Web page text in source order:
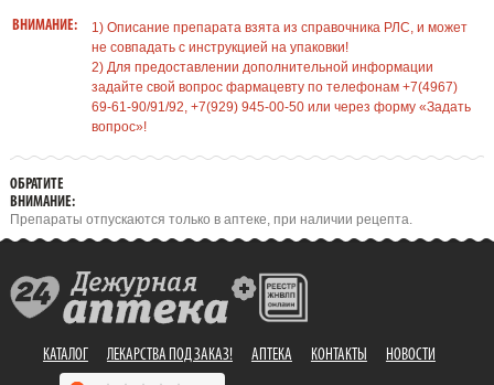
ВНИМАНИЕ:
1) Описание препарата взята из справочника РЛС, и может
не совпадать с инструкцией на упаковки!
2) Для предоставлении дополнительной информации
задайте свой вопрос фармацевту по телефонам +7(4967)
69-61-90/91/92, +7(929) 945-00-50 или через форму «Задать
вопрос»!
ОБРАТИТЕ
ВНИМАНИЕ:
Препараты отпускаются только в аптеке, при наличии рецепта.
КАТАЛОГ ЛЕКАРСТВА ПОД ЗАКАЗ! АПТЕКА КОНТАКТЫ НОВОСТИ